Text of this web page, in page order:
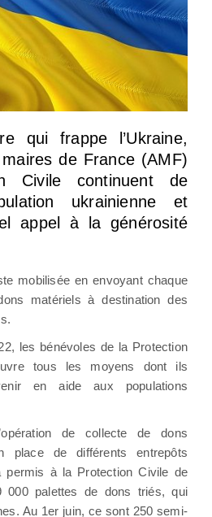
qui frappe l’Ukraine,
maires de France (AMF)
Civile continuent de
ukrainienne et
appel à la générosité
mobilisée en envoyant chaque
matériels à destination des
les bénévoles de la Protection
tous les moyens dont ils
en aide aux populations
de collecte de dons
place de différents entrepôts
permis à la Protection Civile de
000 palettes de dons triés, qui
Au 1er juin, ce sont 250 semi-